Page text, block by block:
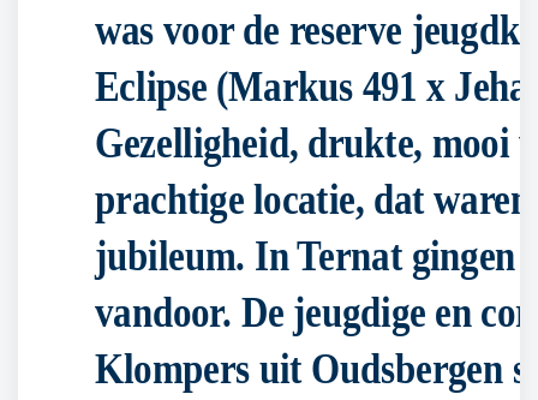
was voor de reserve
Eclipse (Markus 491 x
Gezelligheid, drukte, mooi
prachtige locatie, dat
jubileum. In Ternat gingen
vandoor. De jeugdige en
Klompers uit Oudsbergen